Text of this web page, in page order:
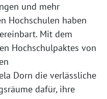
und mehr
Hochschulen haben
Mit dem
Hochschulpaktes von
Dorn die verlässliche
dafür, ihre